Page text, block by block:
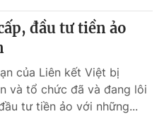
Hạnh, Phạm Quốc Thắng,
024.38 355 932
897 897
đầu tư tiền ảo
của Liên kết Việt bị
và tổ chức đã và đang lôi
tư tiền ảo với những...